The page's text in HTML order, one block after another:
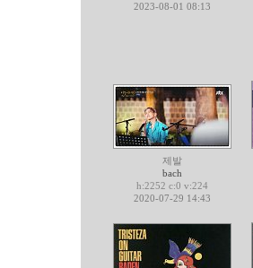
2023-08-01 08:13
제발
bach
h:2252 c:0 v:224
2020-07-29 14:43